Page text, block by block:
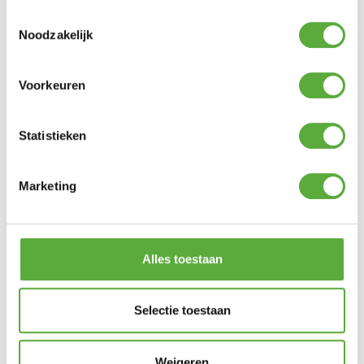
Noodzakelijk
Voorkeuren
Statistieken
Marketing
Alles toestaan
Selectie toestaan
Omega dry waterdichting 5 liter
€74,99 Product bekijken